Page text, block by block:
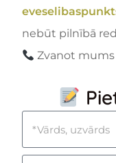
nebūt pilnībā
Zvanot